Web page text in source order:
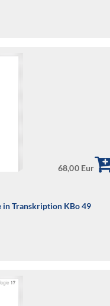
68,00 Eur
in Transkription KBo 49